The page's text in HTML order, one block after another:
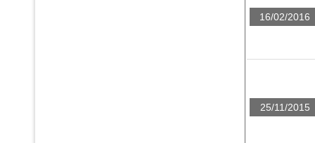
16/02/2016
25/11/2015